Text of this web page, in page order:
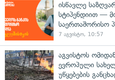
ისწავლე
სტიპენდიით —
საერთაშორისო
7 აგვისტო, 10:57
აგვისტოს
ევროპული
უწყებების